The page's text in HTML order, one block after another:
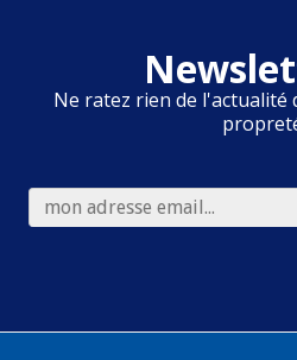
Ne ratez rien de l'actualité